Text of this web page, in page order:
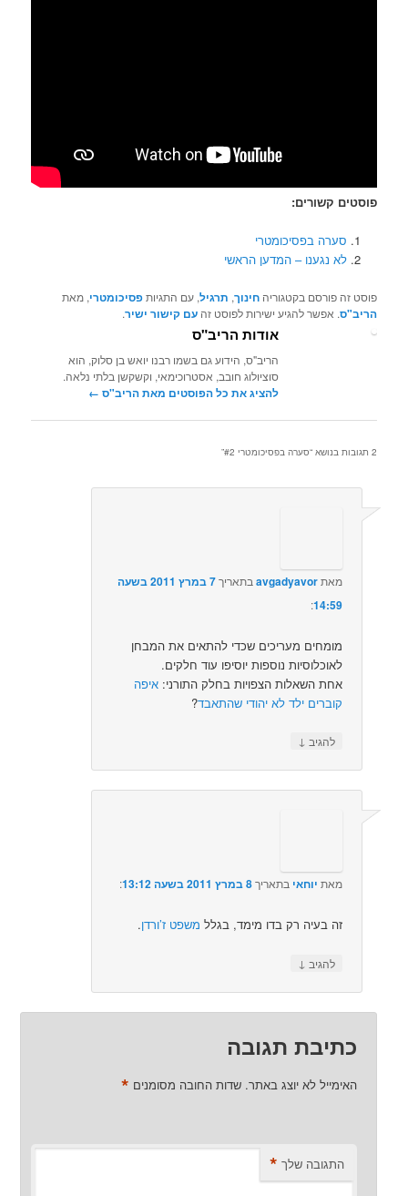
פוסטים קשורים:
סערה בפסיכומטרי
לא נגענו – המדען הראשי
פוסט זה פורסם בקטגוריהחינוך, תרגיל, עם התגיותפסיכומטרי, מאת
הריב"ס. אפשר להגיע ישירות לפוסט זהעם קישור ישיר.
אודות הריב"ס
הריב"ס, הידוע גם בשמו רבנו יואש בן סלוק, הוא
סוציולוג חובב, אסטרוכימאי, וקשקשן בלתי נלאה.
להציג את כל הפוסטים מאת הריב"ס‏ ←
2 תגובות בנושא “ סערה בפסיכומטרי #2 ”
מאתavgadyavor בתאריך
7 במרץ 2011 בשעה
14:59
:‏
מומחים מעריכים שכדי להתאים את המבחן
לאוכלוסיות נוספות יוסיפו עוד חלקים.
אחת השאלות הצפויות בחלק התורני:איפה
קוברים ילד לא יהודי שהתאבד?
להגיב ↓
מאת יוחאי בתאריך8 במרץ 2011 בשעה 13:12 :‏
זה בעיה רק בדו מימד, בגלל משפט ז’ורדן.
להגיב ↓
כתיבת תגובה
האימייל לא יוצג באתר. שדות החובה מסומנים *
התגובה שלך *